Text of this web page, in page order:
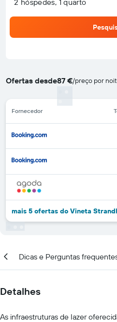
2 hóspedes, 1 quarto
Ofertas desde87 €/preço por
Fornecedor
mais 5 ofertas do Vineta
Dicas e Perguntas
Detalhes
As infraestruturas de lazer